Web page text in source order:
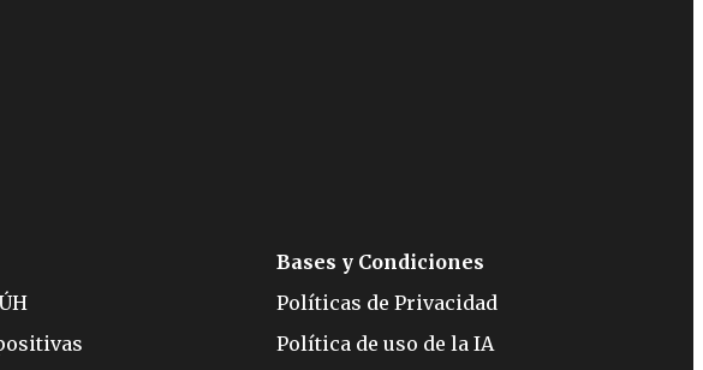
Bases y Condiciones
Políticas de Privacidad
Política de uso de la IA